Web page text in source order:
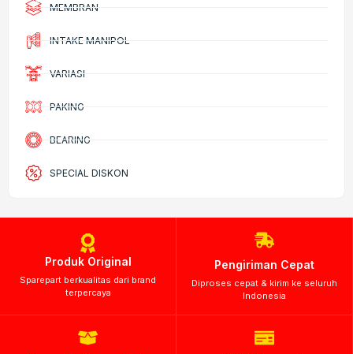
MEMBRAN
INTAKE MANIPOL
VARIASI
PAKING
BEARING
SPECIAL DISKON
Produk Original
Sparepart berkualitas dari brand
terpercaya
Pengiriman Cepat
Diproses cepat & kirim ke seluruh
Indonesia